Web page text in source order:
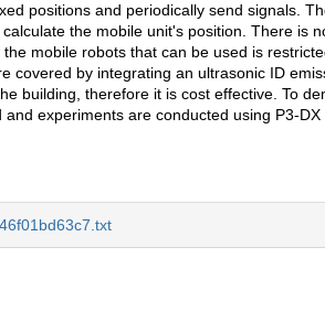
positions and periodically send signals.
the mobile unit's position. There is
mobile robots that can be used is
covered by integrating an ultrasonic ID
building, therefore it is cost effective. To
experiments are conducted using P3-